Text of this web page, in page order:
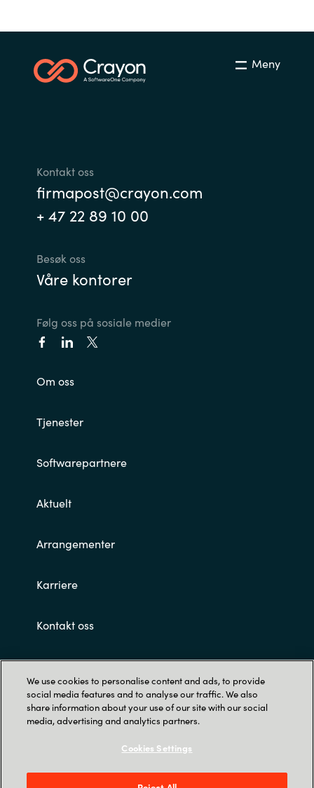
Meny
Kontakt oss
firmapost@crayon.com
+ 47 22 89 10 00
Besøk oss
Våre kontorer
Følg oss på sosiale medier
Om oss
Tjenester
Softwarepartnere
Aktuelt
Arrangementer
Karriere
Kontakt oss
Customer terms and conditions
We use cookies to personalise content and ads, to provide
social media features and to analyse our traffic. We also
share information about your use of our site with our social
media, advertising and analytics partners.
Cookies Settings